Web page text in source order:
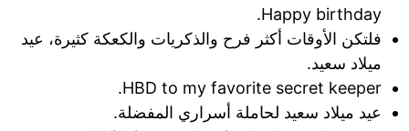
Happy birthday.
فلتكن الأوقات أكثر فرح والذكريات والكعكة كثيرة، عيد
ميلاد سعيد.
HBD to my favorite secret keeper.
عيد ميلاد سعيد لحاملة أسراري المفضلة.